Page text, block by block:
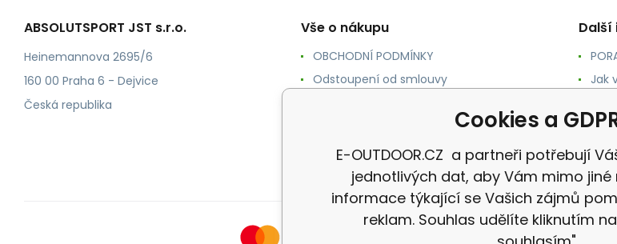
ABSOLUTSPORT JST s.r.o.
Heinemannova 2695/6
160 00 Praha 6 - Dejvice
Česká republika
Vše o nákupu
OBCHODNÍ PODMÍNKY
Odstoupení od smlouvy
Ochrana osobních údajů
Další
Jak
Jak
Cookies a
E-OUTDOOR.CZ a partneři potřebují
jednotlivých dat, aby Vám mimo jiné
informace týkající se Vašich zájmů
reklam. Souhlas udělíte kliknutím